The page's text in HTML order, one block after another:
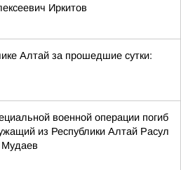
Иркитов
Алтай за прошедшие сутки:
военной операции погиб
из Республики Алтай Расул
Мудаев